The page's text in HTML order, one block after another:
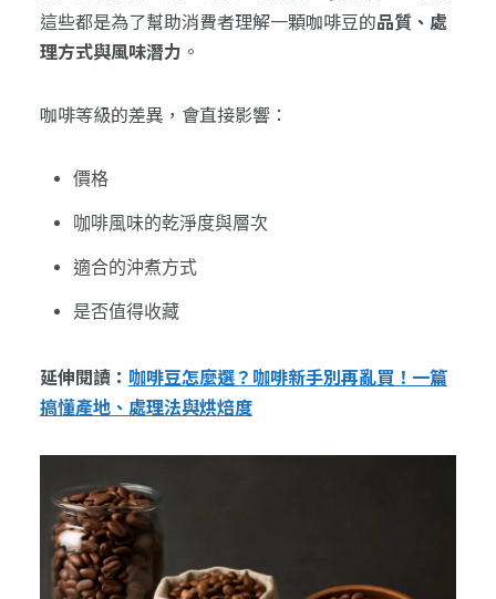
這些都是為了幫助消費者理解一顆咖啡豆的品質、處
理方式與風味潛力 。
咖啡等級的差異，會直接影響：
價格
咖啡風味的乾淨度與層次
適合的沖煮方式
是否值得收藏
延伸閱讀： 咖啡豆怎麼選？咖啡新手別再亂買！一篇
搞懂產地、處理法與烘焙度